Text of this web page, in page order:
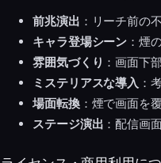
前兆演出 ：リーチ前の
キャラ登場シーン ：煙
雰囲気づくり ：画面下
ミステリアスな導入 ：
場面転換：煙で画面を
ステージ演出 ：配信画